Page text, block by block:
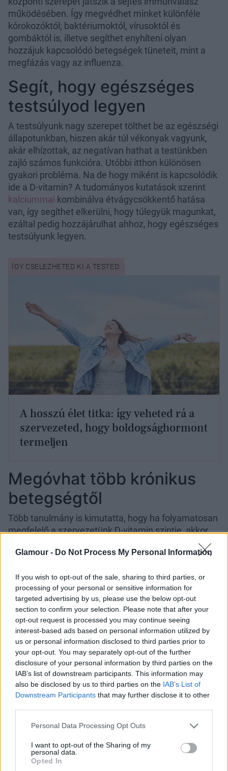
Glamour - Do Not Process My Personal Information
If you wish to opt-out of the sale, sharing to third parties, or
processing of your personal or sensitive information for
targeted advertising by us, please use the below opt-out
section to confirm your selection. Please note that after your
opt-out request is processed you may continue seeing
interest-based ads based on personal information utilized by
us or personal information disclosed to third parties prior to
your opt-out. You may separately opt-out of the further
disclosure of your personal information by third parties on the
IAB’s list of downstream participants. This information may
also be disclosed by us to third parties on the IAB’s List of
Downstream Participants that may further disclose it to other
Please note that this website/app uses one or more Google
not limited to your visit or usage behaviour. You may click to
grant or deny consent to Google and its third-party tags to
use your data for below specified purposes in below Google
Personal Data Processing Opt Outs
I want to opt-out of the Sharing of my
personal data.
Opted In
működésében. Így megvédhet minket különféle
kórokozóktól; baktériumoktól, vírusoktól és
gombáktól is, illetve segíthet enyhíteni olyan
hozzájuk kapcsolódó betegségek tüneteit, mint a
megfázás vagy az influenza.
Segít, hogy egészséges
testsúlyod legyen
A testsúlyunk nagy szerepet tölthet be az egészségi
állapotunkban, hiszen akár túl vékonyak vagyunk,
akár elhízottak, az negatívan hathat a testünkben
zajló számos funkcióra. Utóbbi itthon különösen
gyakori probléma. Na de hogy miként is kapcsolódik
ide a D-vitamin? A tudományos kutatások szerint
kalciummal
kombinálva étvágycsökkentő hatása
van, így segíthet elkerülni, hogy túlegyük magunkat,
ezáltal pedig hozzájárulhat ahhoz, hogy egészséges
testsúlyunk legyen.
A hosszú élet titka: így veheted rá a
szervezeted, hogy boldogsághormont
termeljen
Megóvhat több krónikus
betegségtől
Több tanulmány is kimutatta, hogy ha folyamatosan
megfelelő a szervezetünk D-vitamin szintje, akkor
számos krónikus betegség kisebb eséllyel alakulhat
ki nálunk. Ilyenek a különféle szívbetegségek,a 2-es
is. Méghozzá azért, mert a D-vitaminnak
gyulladáscsökkentő tulajdonságai is vannak, és a
sejtek növekedésében, illetve szabályozásában is
fontos szerepet töltenek be.
Jobb lehet tőle a
hangulatod
Végül, de nem utolsó sorban fontos hogy tudd, a D-
vitamin nemcsak a fizikai egészséged
kellő mennyiségű D-vitamint kap a szervezeted -
akár a napsütés, különféle ételek vagy étrend-
kiegészítők által -, akkor jobb lehet a hangulatod, és
megóvhat számos, a mentális jóllétünket érintő